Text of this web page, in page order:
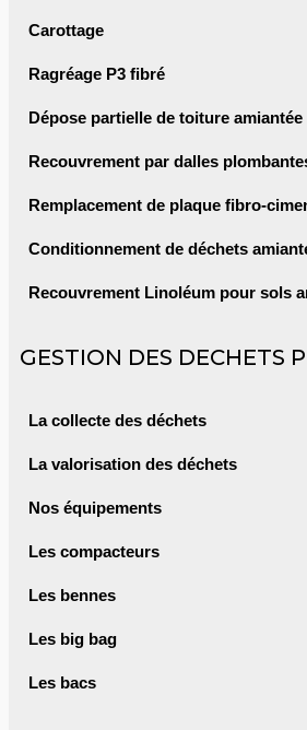
Carottage
Ragréage P3 fibré
Dépose partielle de toiture amiantée
Recouvrement par dalles
Remplacement de plaque fibro-
Conditionnement de déchets
Recouvrement Linoléum pour sols
GESTION DES DECHETS
La collecte des déchets
La valorisation des déchets
Nos équipements
Les compacteurs
Les bennes
Les big bag
Les bacs